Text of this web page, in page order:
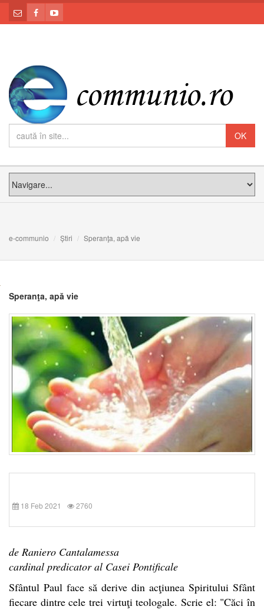
e-communio Știri Speranţa, apă vie
Speranţa, apă vie
18 Feb 2021 2760
de Raniero Cantalamessa
cardinal predicator al Casei Pontificale
Sfântul Paul face să derive din acţiunea Spiritului Sfânt
fiecare dintre cele trei virtuţi teologale. Scrie el: "Căci în